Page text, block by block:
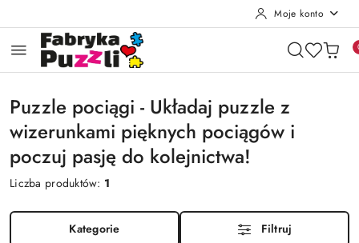
Moje konto
Puzzle pociągi - Układaj puzzle z
wizerunkami pięknych pociągów i
poczuj pasję do kolejnictwa!
Liczba produktów: 1
Kategorie Filtruj